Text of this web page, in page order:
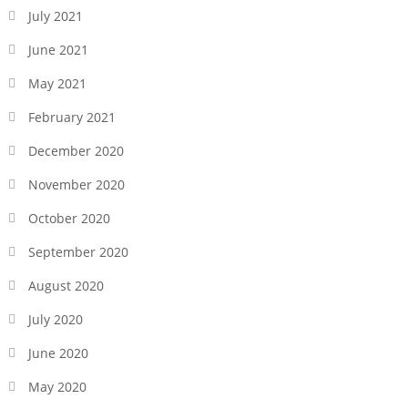
July 2021
June 2021
May 2021
February 2021
December 2020
November 2020
October 2020
September 2020
August 2020
July 2020
June 2020
May 2020